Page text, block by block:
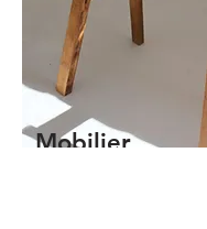
Mobilier